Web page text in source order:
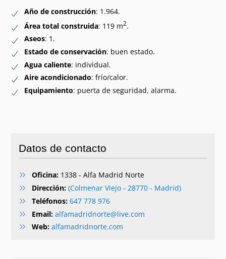
Año de construcción: 1.964.
Área total construida: 119 m2.
Aseos: 1.
Estado de conservación: buen estado.
Agua caliente: individual.
Aire acondicionado: frío/calor.
Equipamiento: puerta de seguridad, alarma.
Datos de contacto
Oficina:1338 - Alfa Madrid Norte
Dirección: (Colmenar Viejo - 28770 - Madrid)
Teléfonos: 647 778 976
Email: alfamadridnorte@live.com
Web: alfamadridnorte.com